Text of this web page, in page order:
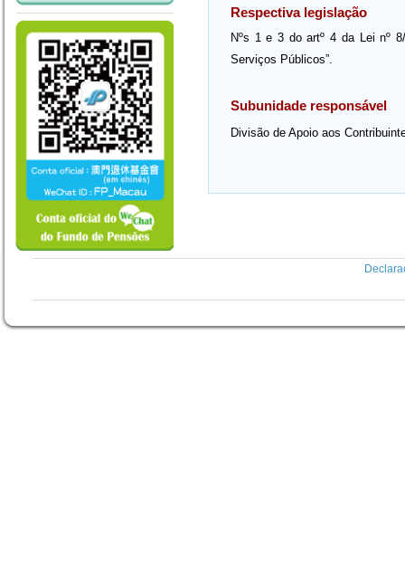
Respectiva legislação
Nºs 1 e 3 do artº 4 da Lei nº
Serviços Públicos”.
Subunidade responsável
Divisão de Apoio aos